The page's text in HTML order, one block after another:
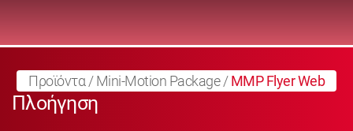
Προϊόντα /Mini-Motion Package/MMP Flyer Web
Πλοήγηση